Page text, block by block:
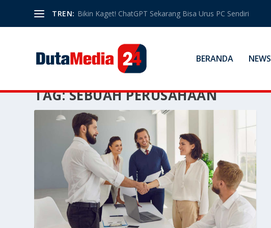
TREN: Bikin Kaget! ChatGPT Sekarang Bisa Urus PC Sendiri
BERANDA NEWS
TAG:SEBUAH PERUSAHAAN